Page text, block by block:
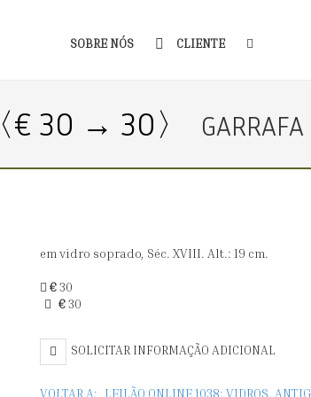
SOBRE NÓS CLIENTE
〈€ 30 → 30〉 GARRAFA
em vidro soprado, Séc. XVIII. Alt.: 19 cm.
€30
€30
SOLICITAR INFORMAÇÃO ADICIONAL
VOLTAR A: LEILÃO ONLINE 1038: VIDROS,